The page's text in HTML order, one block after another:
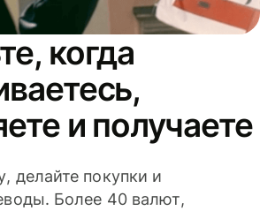
когда
и получаете
делайте покупки и
Более 40 валют,